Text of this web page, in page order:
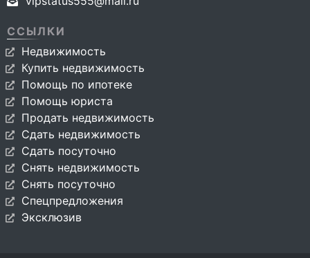
ССЫЛКИ
Недвижимость
Купить недвижимость
Помощь по ипотеке
Помощь юриста
Продать недвижимость
Сдать недвижимость
Сдать посуточно
Снять недвижимость
Снять посуточно
Спецпредложения
Эксклюзив